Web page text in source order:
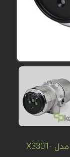
دتکتور شعله IR3 ضد انفجار دترونیکس مدل X3301-